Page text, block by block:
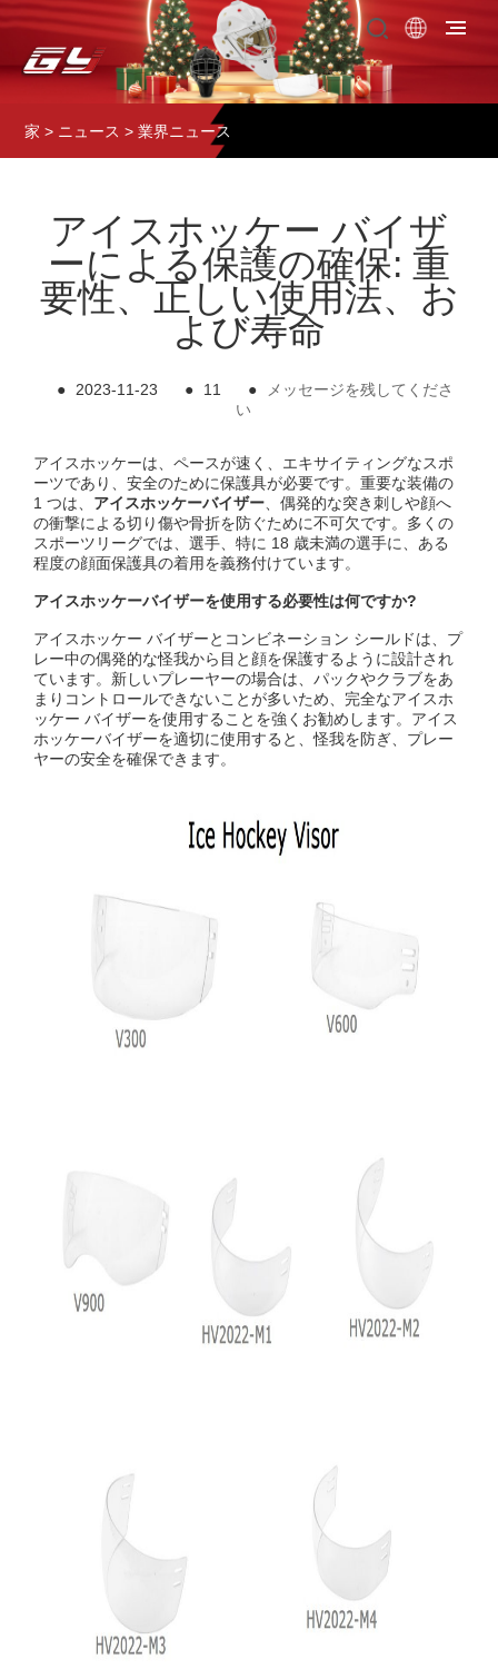
家 > ニュース >業界ニュース
アイスホッケー バイザ
ーによる保護の確保: 重
要性、正しい使用法、お
よび寿命
● 2023-11-23 ● 11 ●
メッセージを残してくださ
い
アイスホッケーは、ペースが速く、エキサイティングなスポ
ーツであり、安全のために保護具が必要です。重要な装備の
1 つは、 アイスホッケーバイザー、偶発的な突き刺しや顔へ
の衝撃による切り傷や骨折を防ぐために不可欠です。多くの
スポーツリーグでは、選手、特に 18 歳未満の選手に、ある
程度の顔面保護具の着用を義務付けています。
アイスホッケーバイザーを使用する必要性は何ですか?
アイスホッケー バイザーとコンビネーション シールドは、プ
レー中の偶発的な怪我から目と顔を保護するように設計され
ています。新しいプレーヤーの場合は、パックやクラブをあ
まりコントロールできないことが多いため、完全なアイスホ
ッケー バイザーを使用することを強くお勧めします。アイス
ホッケーバイザーを適切に使用すると、怪我を防ぎ、プレー
ヤーの安全を確保できます。